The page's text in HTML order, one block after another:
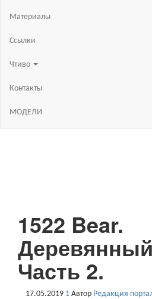
Материалы
Ссылки
Чтиво
Контакты
МОДЕЛИ
1522 Bear.
Часть 2.
17.05.2019 1 Автор Редакция